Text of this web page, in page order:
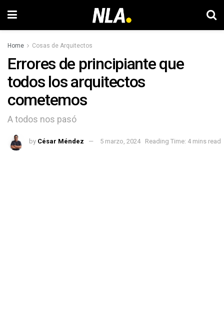
Home Cosas de Arquitectos
Errores de principiante que
todos los arquitectos
cometemos
A todos nos pasó
by César Méndez 5 marzo, 2024 Reading Time: 4 mins read